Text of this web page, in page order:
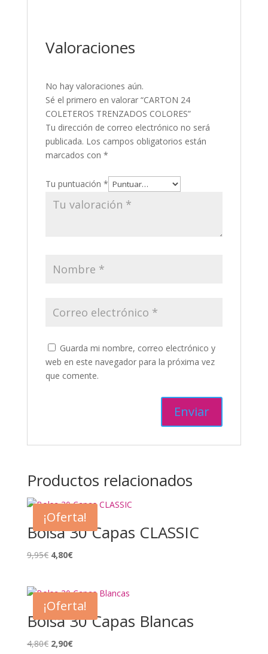
Valoraciones
No hay valoraciones aún.
Sé el primero en valorar “CARTON 24
COLETEROS TRENZADOS COLORES”
Tu dirección de correo electrónico no será
publicada. Los campos obligatorios están
marcados con *
Tu puntuación *
Guarda mi nombre, correo electrónico y
web en este navegador para la próxima vez
que comente.
Productos relacionados
¡Oferta!
Bolsa 30 Capas CLASSIC
9,95€ El
era:
9,95€.
4,80€El
es:
4,80€.
¡Oferta!
Bolsa 30 Capas Blancas
4,80€ El
2,90€El